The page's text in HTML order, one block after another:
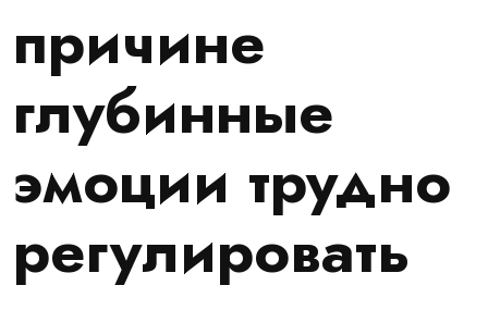
причине
глубинные
эмоции трудно
регулировать